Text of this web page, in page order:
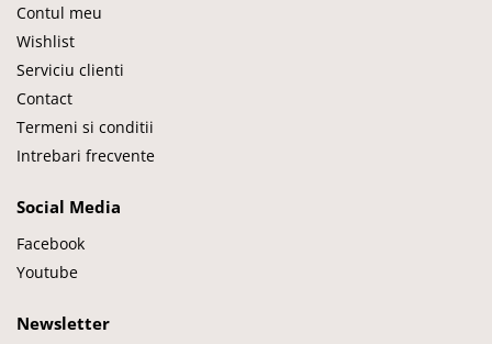
Contul meu
Wishlist
Serviciu clienti
Contact
Termeni si conditii
Intrebari frecvente
Social Media
Facebook
Youtube
Newsletter